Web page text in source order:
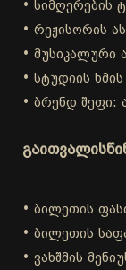
• სიმღერების
• რეჟისორის
• მუსიკალური
• სტუდიის
• ბრენდ შეფი:
• ბილეთის
• ბილეთის
• ვახშმის